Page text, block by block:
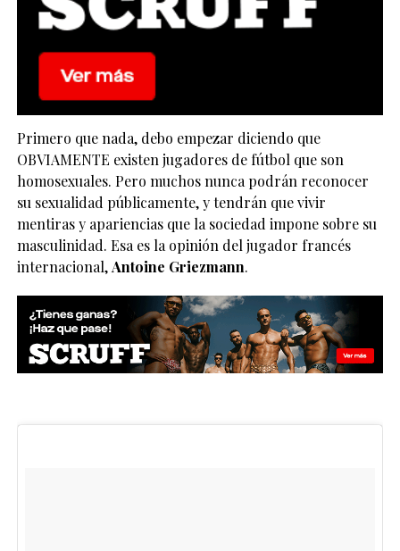
Primero que nada, debo empezar diciendo que
OBVIAMENTE existen jugadores de fútbol que son
homosexuales. Pero muchos nunca podrán reconocer
su sexualidad públicamente, y tendrán que vivir
mentiras y apariencias que la sociedad impone sobre su
masculinidad. Esa es la opinión del jugador francés
internacional,Antoine Griezmann.